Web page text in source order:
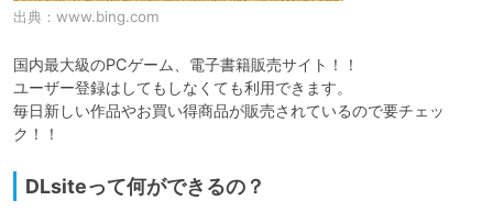
出典： www.bing.com
国内最大級のPCゲーム、電子書籍販売サイト！！
ユーザー登録はしてもしなくても利用できます。
毎日新しい作品やお買い得商品が販売されているので要チェッ
ク！！
DLsiteって何ができるの？